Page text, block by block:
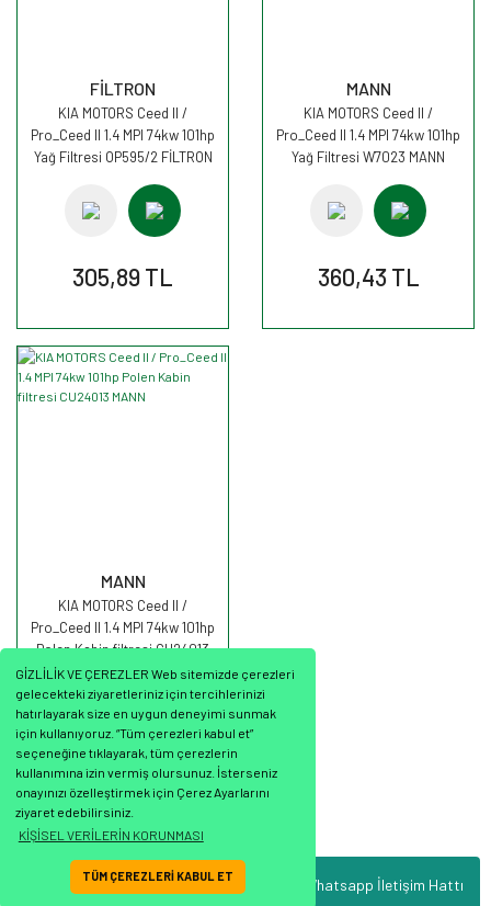
GİZLİLİK VE ÇEREZLER Web sitemizde çerezleri
gelecekteki ziyaretleriniz için tercihlerinizi
hatırlayarak size en uygun deneyimi sunmak
için kullanıyoruz. “Tüm çerezleri kabul et”
seçeneğine tıklayarak, tüm çerezlerin
kullanımına izin vermiş olursunuz. İsterseniz
onayınızı özelleştirmek için Çerez Ayarlarını
ziyaret edebilirsiniz.
KİŞİSEL VERİLERİN KORUNMASI
TÜM ÇEREZLERİ KABUL ET Whatsapp İletişim Hattı
FİLTRON
KIA MOTORS Ceed II /
Pro_Ceed II 1.4 MPI 74kw 101hp
Yağ Filtresi OP595/2 FİLTRON
305,89 TL
MANN
KIA MOTORS Ceed II /
Pro_Ceed II 1.4 MPI 74kw 101hp
Yağ Filtresi W7023 MANN
360,43 TL
MANN
KIA MOTORS Ceed II /
Pro_Ceed II 1.4 MPI 74kw 101hp
Polen Kabin filtresi CU24013
MANN
701,20 TL